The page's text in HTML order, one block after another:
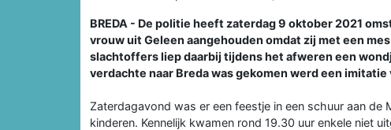
BREDA - De politie heeft zaterdag 9 oktober 2021
vrouw uit Geleen aangehouden omdat zij met een
slachtoffers liep daarbij tijdens het afweren een
verdachte naar Breda was gekomen werd een
Zaterdagavond was er een feestje in een schuur aan
kinderen. Kennelijk kwamen rond 19.30 uur enkele niet